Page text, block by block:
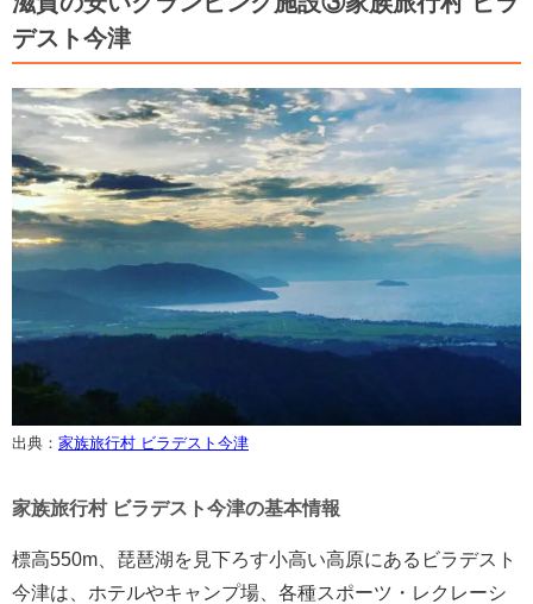
デスト今津
出典： 家族旅行村 ビラデスト今津
家族旅行村 ビラデスト今津の基本情報
標高550m、琵琶湖を見下ろす小高い高原にあるビラデスト
今津は、ホテルやキャンプ場、各種スポーツ・レクレーシ